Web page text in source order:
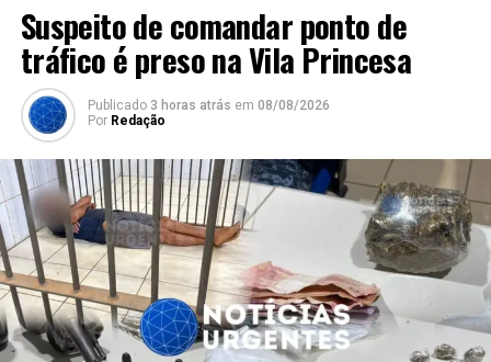
Suspeito de comandar ponto de
tráfico é preso na Vila Princesa
Publicado 3 horas atrás em 08/08/2026
Por Redação